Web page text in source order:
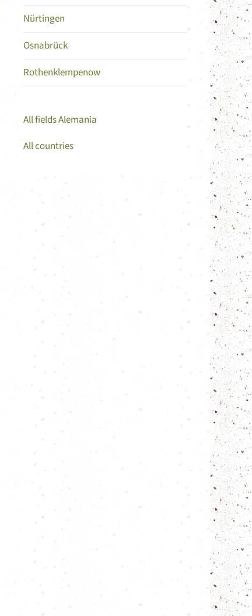
Nürtingen
Osnabrück
Rothenklempenow
All fields Alemania
All countries